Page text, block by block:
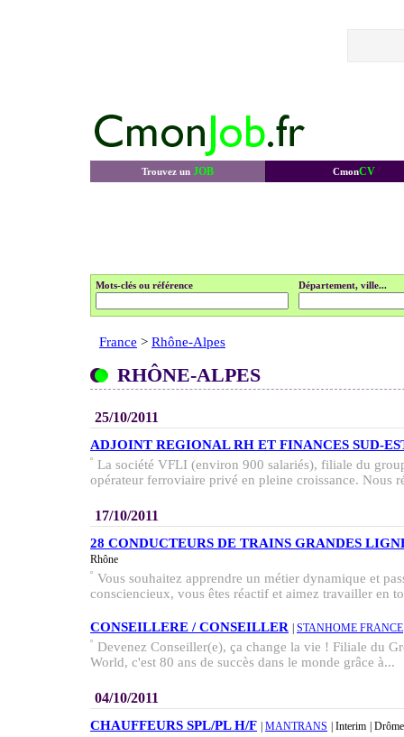
Trouvez un JOB CmonCV
Mots-clés ou référence Département, ville...
France > Rhône-Alpes
RHÔNE-ALPES
25/10/2011
ADJOINT REGIONAL RH ET FINANCES SUD-
La société VFLI (environ 900 salariés), filiale du
opérateur ferroviaire privé en pleine croissance. Nous
17/10/2011
28 CONDUCTEURS DE TRAINS GRANDES
Rhône
Vous souhaitez apprendre un métier dynamique et
consciencieux, vous êtes réactif et aimez travailler en
CONSEILLERE / CONSEILLER STANHOME FRANCE
Devenez Conseiller(e), ça change la vie ! Filiale du
World, c'est 80 ans de succès dans le monde grâce à...
04/10/2011
CHAUFFEURS SPL/PL H/F MANTRANS | Interim | Drôme